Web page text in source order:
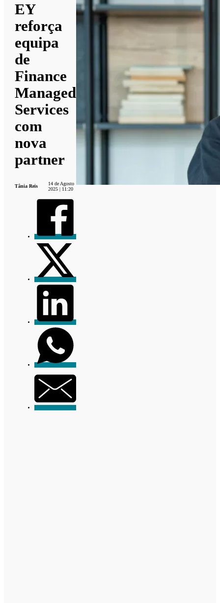
EY
reforça
equipa
de
Finance
Managed
Services
com
nova
partner
Tânia Reis
14 de Agosto
2025 | 11:20